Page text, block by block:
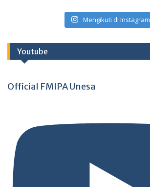
Mengikuti di Instagram
Youtube
Official FMIPA Unesa